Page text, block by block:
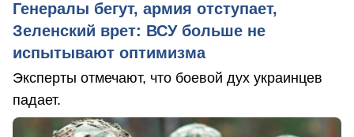
Генералы бегут, армия отступает,
Зеленский врет: ВСУ больше не
испытывают оптимизма
Эксперты отмечают, что боевой дух украинцев
падает.